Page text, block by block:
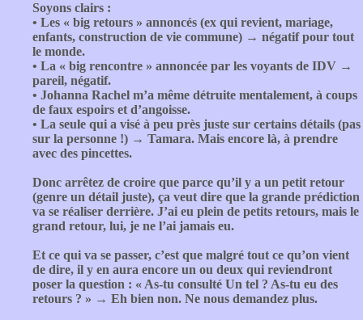
Soyons clairs :
• Les « big retours » annoncés (ex qui revient, mariage,
enfants, construction de vie commune) → négatif pour tout
le monde.
• La « big rencontre » annoncée par les voyants de IDV →
pareil, négatif.
• Johanna Rachel m’a même détruite mentalement, à coups
de faux espoirs et d’angoisse.
• La seule qui a visé à peu près juste sur certains détails (pas
sur la personne !) → Tamara. Mais encore là, à prendre
avec des pincettes.
Donc arrêtez de croire que parce qu’il y a un petit retour
(genre un détail juste), ça veut dire que la grande prédiction
va se réaliser derrière. J’ai eu plein de petits retours, mais le
grand retour, lui, je ne l’ai jamais eu.
Et ce qui va se passer, c’est que malgré tout ce qu’on vient
de dire, il y en aura encore un ou deux qui reviendront
poser la question : « As-tu consulté Un tel ? As-tu eu des
retours ? » → Eh bien non. Ne nous demandez plus.